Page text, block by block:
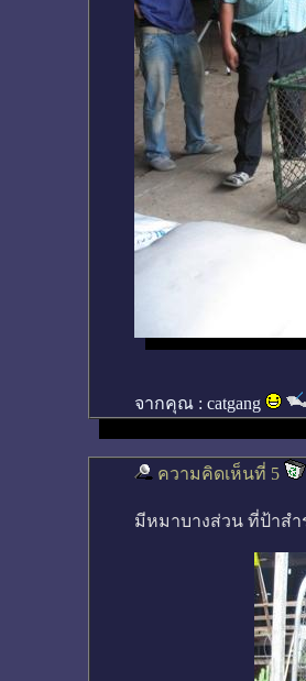
จากคุณ : catgang
ความคิดเห็นที่ 5
มีหมาบางส่วน ที่ป้าส